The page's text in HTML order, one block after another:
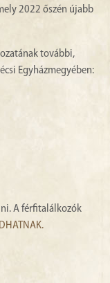
2022 őszén újabb
további,
Egyházmegyében:
A férfitalálkozók